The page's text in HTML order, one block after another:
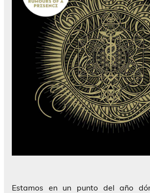
Estamos en un punto del año